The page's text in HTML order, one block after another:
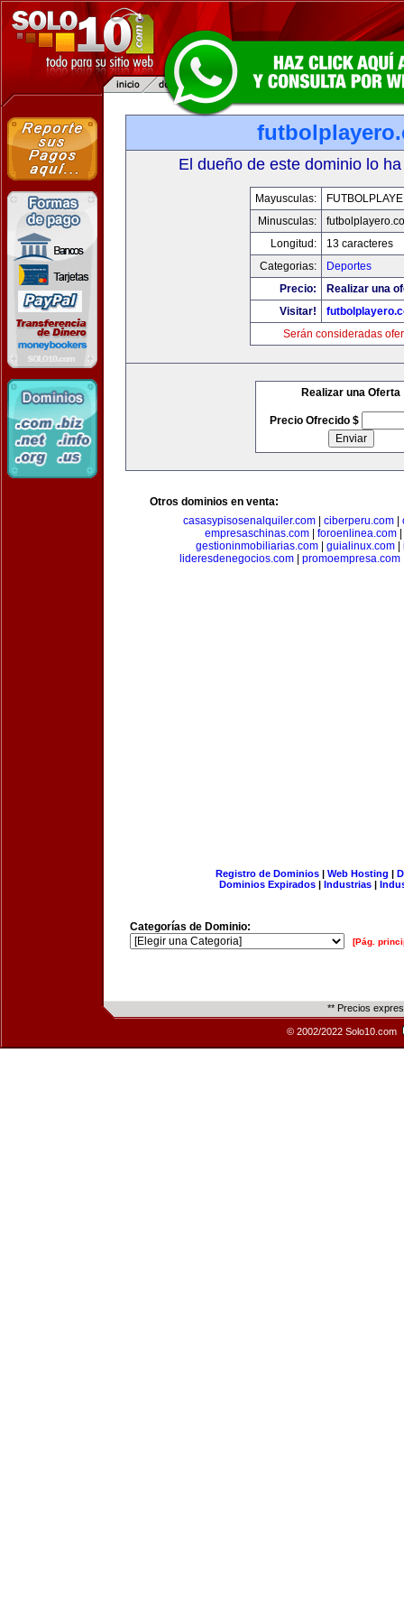
El dueño de este dominio lo
Mayusculas:
Minusculas:
Longitud:
13 caracteres
Categorias:
Deportes
Precio:
Realizar una
Visitar!
Serán consideradas
Realizar una Oferta
Precio Ofrecido $
Otros dominios en venta:
casasypisosenalquiler.com
ciberperu.com
empresaschinas.com| foroenlinea.com|
gestioninmobiliarias.com| guialinux.com|
lideresdenegocios.com
promoempresa.com
Registro de Dominios| Web Hosting |
Dominios Expirados | Industrias |
Categorías de Dominio:
[Pág.
** Precios
© 2002/2022 Solo10.com